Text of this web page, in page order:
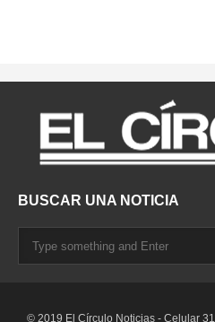
BUSCAR UNA NOTICIA
© 2019 El Círculo Noticias - Celular